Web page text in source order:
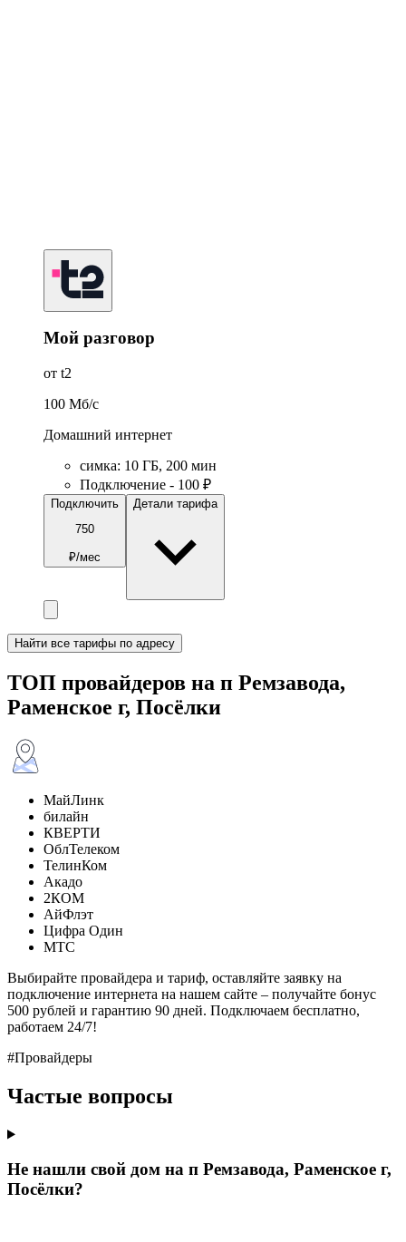
Мой разговор
от t2
100 Мб/c
Домашний интернет
симка: 10 ГБ, 200 мин
Подключение - 100 ₽
Подключить
750
₽/мес
Детали тарифа
Найти все тарифы по адресу
ТОП провайдеров на п Ремзавода,
Раменское г, Посёлки
МайЛинк
билайн
КВЕРТИ
ОблТелеком
ТелинКом
Акадо
2КОМ
АйФлэт
Цифра Один
МТС
Выбирайте провайдера и тариф, оставляйте заявку на
подключение интернета на нашем сайте – получайте бонус
500 рублей и гарантию 90 дней. Подключаем бесплатно,
работаем 24/7!
#Провайдеры
Частые вопросы
Не нашли свой дом на п Ремзавода, Раменское г,
Посёлки?